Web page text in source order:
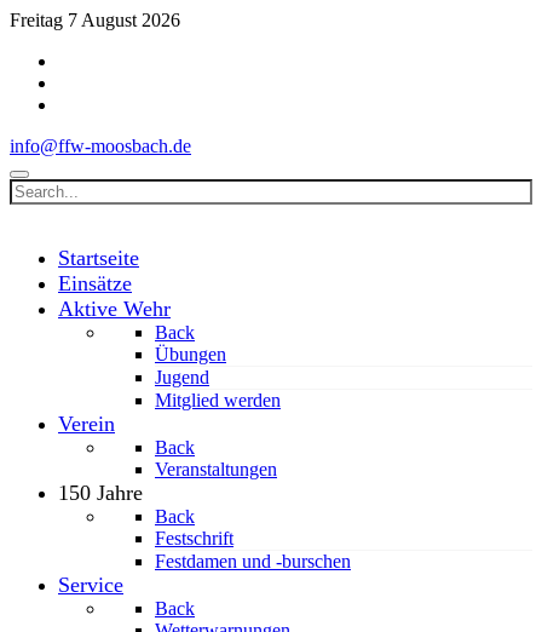
Freitag 7 August 2026
info@ffw-moosbach.de
Startseite
Einsätze
Aktive Wehr
Back
Übungen
Jugend
Mitglied werden
Verein
Back
Veranstaltungen
150 Jahre
Back
Festschrift
Festdamen und -burschen
Service
Back